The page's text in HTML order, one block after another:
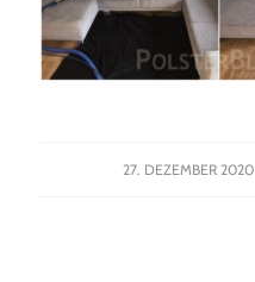
27. DEZEMBER 2020
/